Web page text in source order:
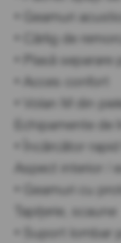
• Geamuri
• Cârlig de
• Plasă
• Acces confort
• Volan M din
Echipamente de
• Încărcător
Aspect interior /
• Geamuri cu
Tapițerie, scaune
• Suport